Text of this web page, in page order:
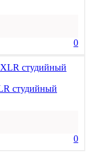
0
студийный
0